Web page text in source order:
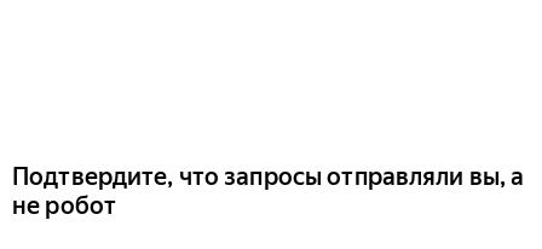
Подтвердите, что запросы отправляли вы, а
не робот